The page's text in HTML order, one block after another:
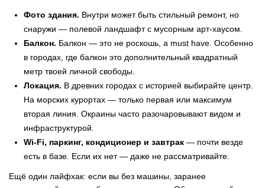
Фото здания. Внутри может быть стильный ремонт, но
снаружи — полевой ландшафт с мусорным арт-хаусом.
Балкон. Балкон — это не роскошь, а must have. Особенно
в городах, где балкон это дополнительный квадратный
метр твоей личной свободы.
Локация. В древних городах с историей выбирайте центр.
На морских курортах — только первая или максимум
вторая линия. Окраины часто разочаровывают видом и
инфраструктурой.
Wi-Fi, паркинг, кондиционер и завтрак — почти везде
есть в базе. Если их нет — даже не рассматривайте.
Ещё один лайфхак: если вы без машины, заранее